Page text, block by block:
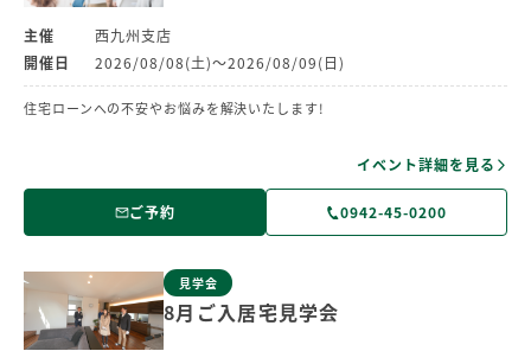
主催
西九州支店
開催日
2026/08/08(土)～2026/08/09(日)
住宅ローンへの不安やお悩みを解決いたします!
イベント詳細を見る
ご予約 0942-45-0200
見学会
8月ご入居宅見学会